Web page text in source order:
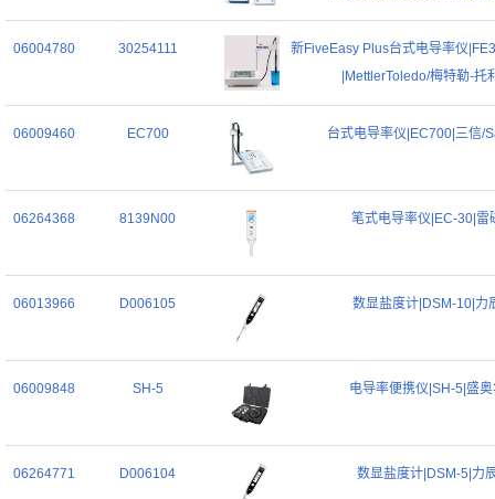
06004780 30254111
新FiveEasy Plus台式电导率仪
|MettlerToledo/梅特勒-托
06009460 EC700 台式电导率仪|EC700|三信/
06264368 8139N00 笔式电导率仪|EC-30|雷
06013966 D006105 数显盐度计|DSM-10|力
06009848 SH-5 电导率便携仪|SH-5|盛奥
06264771 D006104 数显盐度计|DSM-5|力